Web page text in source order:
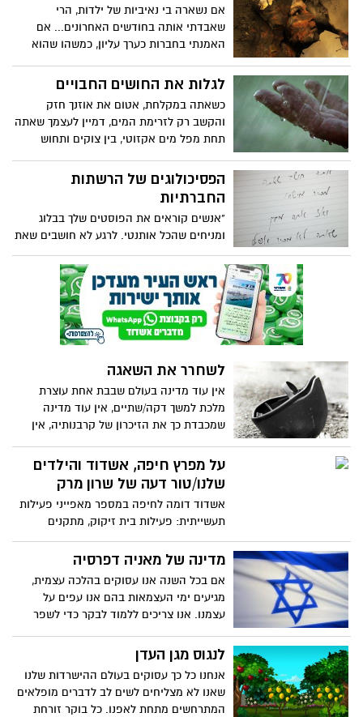
האגדה ולא להאדירה - ולו כדי שאחרים לא
אם נשארה בי נאיביות של ילדות, הרי
שאבדתי אותה בחודשים האחרונים... אם
האמנתי בחברות כערך עליון, כמשהו שהוא
לאחרונה...
לגלות את החושים החבויים
כשאתה במקלחת, אטום את אוזנך חזק
והקשב רק לזרימת המים, דמיין לעצמך שאתה
תחת מפל מים אקזוטי, בין צוקים ותחוש
הפסיכולוגים של הרשתות
החברתיות
"אנשים קוראים את הפוסטים שלך בבלוג
ומניחים שהכל אותנטי. לרגע לא חושבים שאת
עושה בחירה מדויקת של מילים כדי לעצבן
אותם, כדי לעורר אצלם מחשבה או כדי לרגש
אותם". פוסט על כתיבה וכוונה.
לשחרר את השאגה
אין עוד מדינה בעולם שבבת אחת עוצרת
מלכת למשך דקה/שתיים, אין עוד מדינה
שמכבדת כך את הזיכרון של קרבנותיה, אין
כזה מתקיים רק בישראל... אחחח..כמה אני
מתגעגע למילה "רק בישראל"...פעם היינו
אומרים אותה הרבה כשחזנו נפוח ונימת גאווה
פטריוטית הייתה יוצאת מגרוננו.
על מפרץ חיפה, אשדוד והילדים
שלנו/טור דעה של שרון מרק
אשדוד דומה לחיפה במספר מאפייני פעילות
תעשייתית: פעילות בית זיקוק, מתקנים
לאחסון דלק ונמל המשנע מטענים עם חומרים
מסוכנים ובנוסף להם מפעלי מיחזור וייצור
אקטיבית נגד סכנות הזיהום.
מדינה של מאניה דפרסיה
אם בכל השנה אנו עסוקים בהלכה עצמית,
מגיעים ימי העצמאות בהם אנו עפים על
עצמנו. אנו צריכים ללמוד לבקר כדי לשפר
האמת שלנו?
לנגוס מגן העדן
אנחנו כל כך עסוקים בעולם ההישרדות שלנו
שאנו לא מצליחים לשים לב לדברים מופלאים
המתרחשים מתחת לאפנו. כל בוקר זורחת